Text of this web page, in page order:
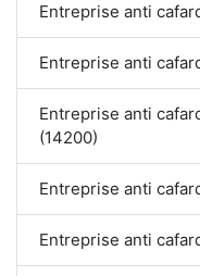
Entreprise anti
Entreprise anti
Entreprise anti
(14200)
Entreprise anti
Entreprise anti